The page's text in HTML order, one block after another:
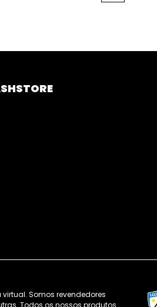
Somos revendedores
Todos os nossos produtos